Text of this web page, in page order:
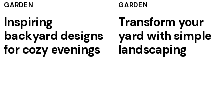
GARDEN
Inspiring
backyard designs
for cozy evenings
GARDEN
Transform your
yard with simple
landscaping